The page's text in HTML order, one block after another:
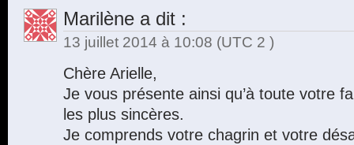
Marilène a dit :
13 juillet 2014 à 10:08 (UTC 2 )
Chère Arielle,
Je vous présente ainsi qu’à toute votre
les plus sincères.
Je comprends votre chagrin et votre